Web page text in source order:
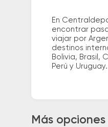
En
encontrar
viajar por
destinos
Bolivia, Brasil,
Perú y Uruguay.
Más